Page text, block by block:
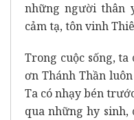
những người thân
cảm tạ, tôn vinh
Trong cuộc sống,
ơn Thánh Thần
Ta có nhạy bén
qua những hy sinh,